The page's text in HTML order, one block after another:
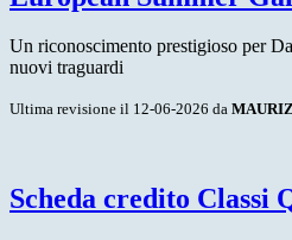
Un riconoscimento prestigioso per
nuovi traguardi
Ultima revisione il 12-06-2026 da
Scheda credito Classi